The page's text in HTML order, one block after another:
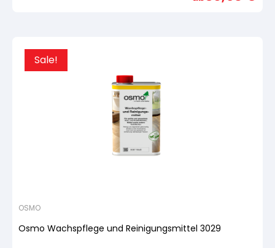
Sale!
OSMO
Osmo Wachspflege und Reinigungsmittel 3029